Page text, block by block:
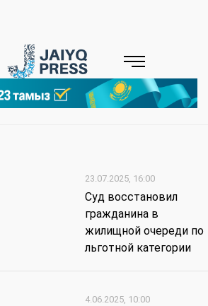
23.07.2025, 16:00
Суд восстановил
гражданина в
жилищной очереди по
льготной категории
4.06.2025, 10:00